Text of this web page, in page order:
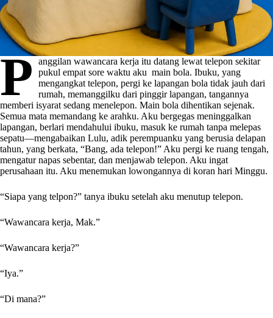
P anggilan wawancara kerja itu datang lewat telepon sekitar
pukul empat sore waktu aku main bola. Ibuku, yang
mengangkat telepon, pergi ke lapangan bola tidak jauh dari
rumah, memanggilku dari pinggir lapangan, tangannya
memberi isyarat sedang menelepon. Main bola dihentikan sejenak.
Semua mata memandang ke arahku. Aku bergegas meninggalkan
lapangan, berlari mendahului ibuku, masuk ke rumah tanpa melepas
sepatu—mengabaikan Lulu, adik perempuanku yang berusia delapan
tahun, yang berkata, “Bang, ada telepon!” Aku pergi ke ruang tengah,
mengatur napas sebentar, dan menjawab telepon. Aku ingat
perusahaan itu. Aku menemukan lowongannya di koran hari Minggu.
“Siapa yang telpon?” tanya ibuku setelah aku menutup telepon.
“Wawancara kerja, Mak.”
“Wawancara kerja?”
“Iya.”
“Di mana?”